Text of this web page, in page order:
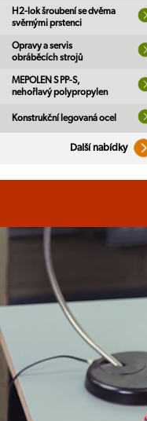
H2-lok šroubení se dvěma
svěrnými prstenci
Opravy a servis
obráběcích strojů
MEPOLEN S PP-S,
nehořlavý polypropylen
Konstrukční legovaná ocel
Další nabídky